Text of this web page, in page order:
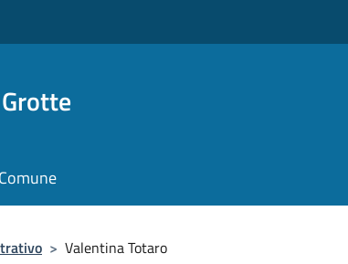
> Valentina Totaro